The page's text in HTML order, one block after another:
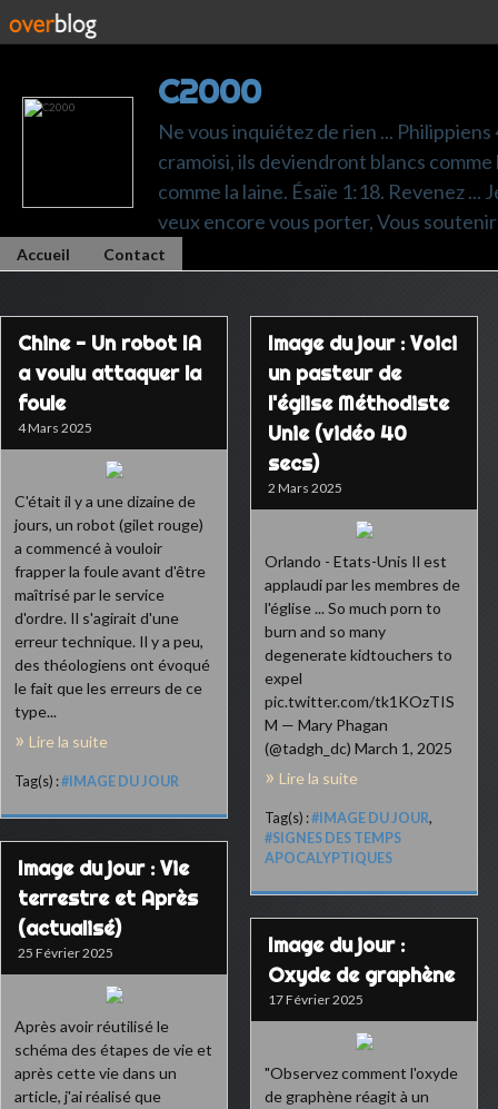
C2000
Ne vous inquiétez de rien ...
cramoisi, ils deviendront blancs
comme la laine. Ésaïe 1:18. Revenez
veux encore vous porter, Vous
Accueil Contact
Chine - Un robot IA
a voulu attaquer la
foule
4 Mars 2025
C'était il y a une dizaine de
jours, un robot (gilet rouge)
a commencé à vouloir
frapper la foule avant d'être
maîtrisé par le service
d'ordre. Il s'agirait d'une
erreur technique. Il y a peu,
des théologiens ont évoqué
le fait que les erreurs de ce
type...
Lire la suite
Tag(s) :#IMAGE DU JOUR
Image du jour : Voici
un pasteur de
l'église Méthodiste
Unie (vidéo 40
secs)
2 Mars 2025
Orlando - Etats-Unis Il est
applaudi par les membres de
l'église ... So much porn to
burn and so many
degenerate kidtouchers to
expel
pic.twitter.com/tk1KOzTIS
M — Mary Phagan
(@tadgh_dc) March 1, 2025
Lire la suite
Tag(s) :#IMAGE DU JOUR,
#SIGNES DES TEMPS
APOCALYPTIQUES
Image du jour : Vie
terrestre et Après
(actualisé)
25 Février 2025
Après avoir réutilisé le
schéma des étapes de vie et
après cette vie dans un
article, j'ai réalisé que
Image du jour :
Oxyde de graphène
17 Février 2025
"Observez comment l'oxyde
de graphène réagit à un